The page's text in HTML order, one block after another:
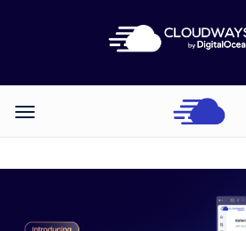
Categories